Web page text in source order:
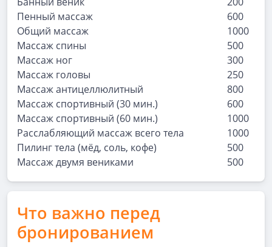
Пенный массаж
600
Общий массаж
1000
Массаж спины
500
Массаж ног
300
Массаж головы
250
Массаж антицеллюлитный
800
Массаж спортивный (30 мин.)
600
Массаж спортивный (60 мин.)
1000
Расслабляющий массаж всего тела
1000
Пилинг тела (мёд, соль, кофе)
500
Массаж двумя вениками
500
Что важно перед
бронированием